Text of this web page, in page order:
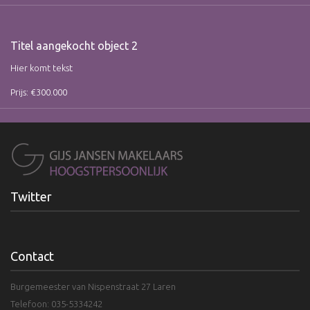
Titel aangekocht object 2
Hier komt tekst
Prijs: €300.000
Twitter
Contact
Burgemeester van Nispenstraat 27 Laren
Telefoon: 035-5334242